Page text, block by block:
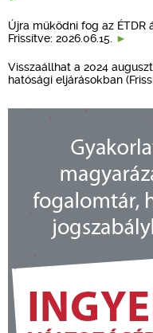
Újra működni fog az
Frissítve: 2026.06.15.
Visszaállhat a 2024
hatósági eljárásokban